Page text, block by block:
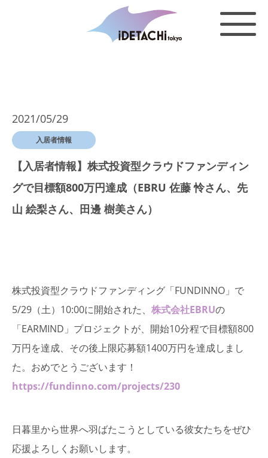
2021/05/29
入居者情報
【入居者情報】株式投資型クラウドファンディン
グで目標額800万円達成（EBRU 佐藤 怜さん、先
山 絵梨さん、田邊 樹美さん）
株式投資型クラウドファンディング「FUNDINNO」で
5/29（土）10:00に開始された、 株式会社EBRUの
「EARMIND」プロジェクトが、開始10分程で目標額800
万円を達成、その後上限応募額1400万円を達成しまし
た。おめでとうございます！
https://fundinno.com/projects/230
日暮里から世界へ羽ばたこうとしている彼女たちをぜひ
応援よろしくお願いします。